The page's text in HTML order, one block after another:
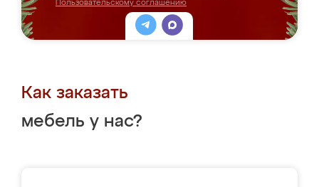
Пользовательскому соглашению
Как заказать
мебель у нас?